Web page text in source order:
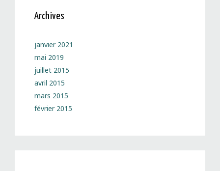
Archives
janvier 2021
mai 2019
juillet 2015
avril 2015
mars 2015
février 2015